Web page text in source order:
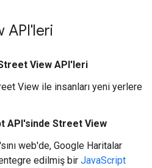
API'leri
View API'leri
View ile insanları yeni yerlere
API'sinde Street View
web'de, Google Haritalar
edilmiş bir JavaScript